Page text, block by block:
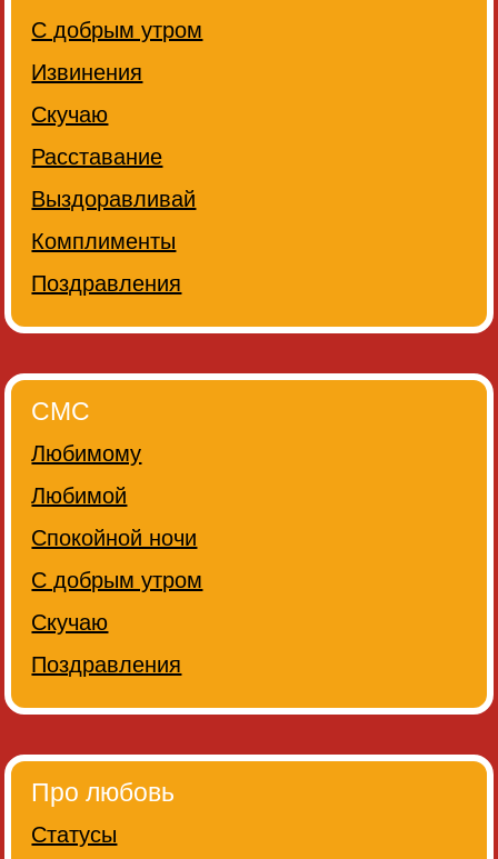
С добрым утром
Извинения
Скучаю
Расставание
Выздоравливай
Комплименты
Поздравления
СМС
Любимому
Любимой
Спокойной ночи
С добрым утром
Скучаю
Поздравления
Про любовь
Статусы